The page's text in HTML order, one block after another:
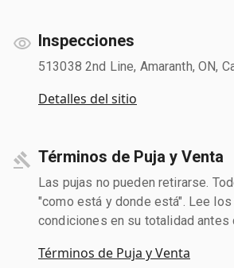
Inspecciones
513038 2nd Line, Amaranth, ON,
Detalles del sitio
Términos de Puja y Venta
Las pujas no pueden retirarse.
"como está y donde está". Lee
condiciones en su totalidad antes
Términos de Puja y Venta